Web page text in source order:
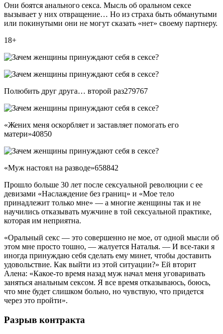
Они боятся анального секса. Мысль об оральном сексе
вызывает у них отвращение… Но из страха быть обманутыми
или покинутыми они не могут сказать «нет» своему партнеру.
18+
Полюбить друг друга… второй раз279767
«Жених меня оскорбляет и заставляет помогать его
матери»40850
«Муж настоял на разводе»658842
Прошло больше 30 лет после сексуальной революции с ее
девизами «Наслаждение без границ» и «Мое тело
принадлежит только мне» — а многие женщины так и не
научились отказывать мужчине в той сексуальной практике,
которая им неприятна.
«Оральный секс — это совершенно не мое, от одной мысли об
этом мне просто тошно, — жалуется Наталья. — И все-таки я
иногда принуждаю себя сделать ему минет, чтобы доставить
удовольствие. Как выйти из этой ситуации?» Ей вторит
Алена: «Какое-то время назад муж начал меня уговаривать
заняться анальным сексом. Я все время отказываюсь, боюсь,
что мне будет слишком больно, но чувствую, что придется
через это пройти».
Разрыв контракта